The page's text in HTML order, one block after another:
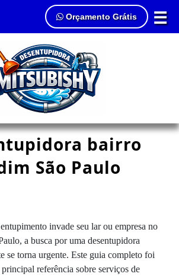
☰
Orçamento Grátis
bairro
São Paulo
invade seu lar ou empresa no
a busca por uma desentupidora
se torna urgente. Este guia completo foi
referência sobre serviços de